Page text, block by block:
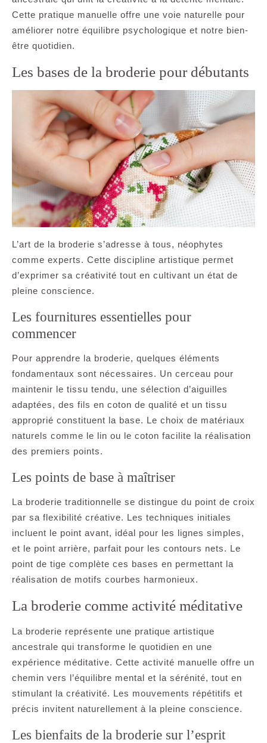
Cette pratique manuelle offre une voie naturelle pour
améliorer notre équilibre psychologique et notre bien-
être quotidien.
Les bases de la broderie pour débutants
L’art de la broderie s’adresse à tous, néophytes
comme experts. Cette discipline artistique permet
d’exprimer sa créativité tout en cultivant un état de
pleine conscience.
Les fournitures essentielles pour
commencer
Pour apprendre la broderie, quelques éléments
fondamentaux sont nécessaires. Un cerceau pour
maintenir le tissu tendu, une sélection d’aiguilles
adaptées, des fils en coton de qualité et un tissu
approprié constituent la base. Le choix de matériaux
naturels comme le lin ou le coton facilite la réalisation
des premiers points.
Les points de base à maîtriser
La broderie traditionnelle se distingue du point de croix
par sa flexibilité créative. Les techniques initiales
incluent le point avant, idéal pour les lignes simples,
et le point arrière, parfait pour les contours nets. Le
point de tige complète ces bases en permettant la
réalisation de motifs courbes harmonieux.
La broderie comme activité méditative
La broderie représente une pratique artistique
ancestrale qui transforme le quotidien en une
expérience méditative. Cette activité manuelle offre un
chemin vers l’équilibre mental et la sérénité, tout en
stimulant la créativité. Les mouvements répétitifs et
précis invitent naturellement à la pleine conscience.
Les bienfaits de la broderie sur l’esprit